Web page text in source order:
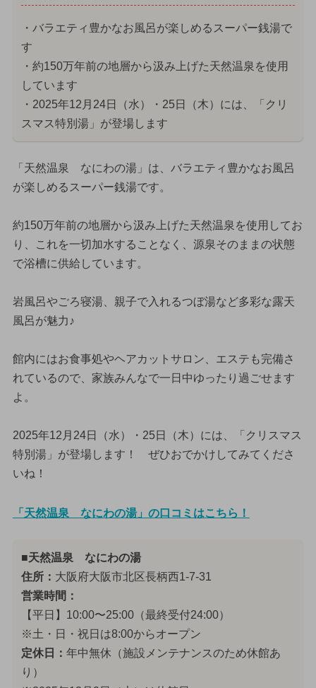
・バラエティ豊かなお風呂が楽しめるスーパー銭湯で
す
・約150万年前の地層から汲み上げた天然温泉を使用
しています
・2025年12月24日（水）・25日（木）には、「クリ
スマス特別湯」が登場します
「天然温泉 なにわの湯」は、バラエティ豊かなお風呂
が楽しめるスーパー銭湯です。
約150万年前の地層から汲み上げた天然温泉を使用してお
り、これを一切加水することなく、源泉そのままの状態
で浴槽に供給しています。
岩風呂やごろ寝湯、親子で入れるつぼ湯など多彩な露天
風呂が魅力♪
館内にはお食事処やヘアカットサロン、エステも完備さ
れているので、家族みんなで一日中ゆったり過ごせます
よ。
2025年12月24日（水）・25日（木）には、「クリスマス
特別湯」が登場します！ ぜひおでかけしてみてくださ
いね！
「天然温泉 なにわの湯」の口コミはこちら！
■天然温泉 なにわの湯
住所： 大阪府大阪市北区長柄西1-7-31
営業時間：
【平日】10:00〜25:00（最終受付24:00）
※土・日・祝日は8:00からオープン
定休日： 年中無休（施設メンテナンスのため休館あ
り）